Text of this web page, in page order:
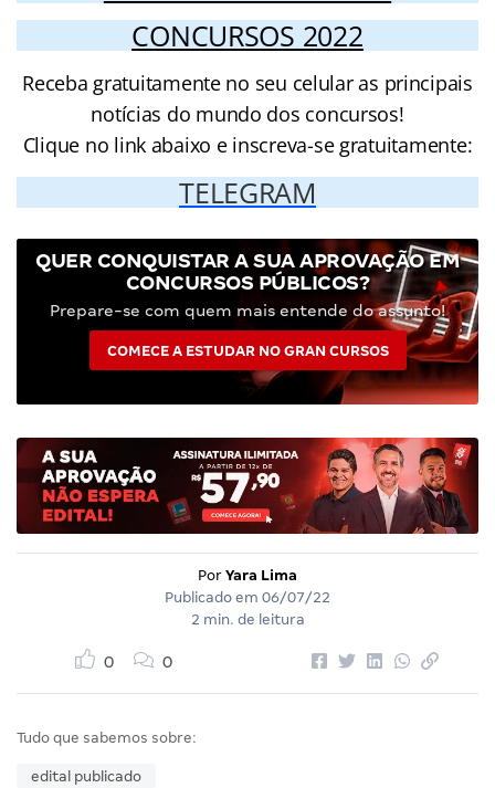
CONCURSOS 2022
Receba gratuitamente no seu celular as principais
notícias do mundo dos concursos!
Clique no link abaixo e inscreva-se gratuitamente:
TELEGRAM
QUER CONQUISTAR A SUA APROVAÇÃO EM
CONCURSOS PÚBLICOS?
Prepare-se com quem mais entende do assunto!
COMECE A ESTUDAR NO GRAN CURSOS
Por Yara Lima
Publicado em 06/07/22
2 min. de leitura
0 0
Tudo que sabemos sobre:
edital publicado